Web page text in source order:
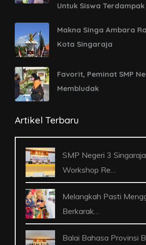
Untuk Siswa Terdampak
Makna Singa Ambara
Kota Singaraja
Favorit, Peminat SMP
Membludak
Artikel Terbaru
SMP Negeri 3
Workshop Re…
Melangkah Pasti
Berkarak…
Balai Bahasa Provinsi